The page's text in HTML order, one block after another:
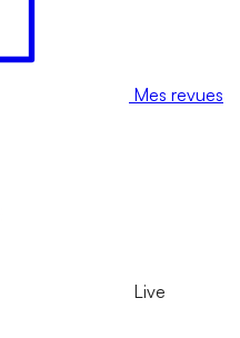
Mes revues
Live